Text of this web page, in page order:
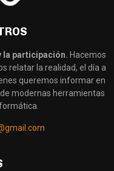
la participación. Hacemos
relatar la realidad, el día a
queremos informar en
modernas herramientas